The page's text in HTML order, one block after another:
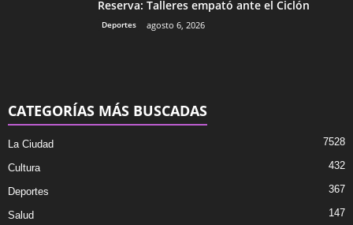
Reserva: Talleres empató ante el Ciclón
Deportes agosto 6, 2026
CATEGORÍAS MÁS BUSCADAS
La Ciudad 7528
Cultura 432
Deportes 367
Salud 147